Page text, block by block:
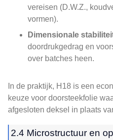
vereisen (D.W.Z.,
vormen).
Dimensionale
doordrukgedrag en
over batches heen.
In de praktijk, H18 is een
keuze voor doorsteekfolie
afgesloten deksel in plaats
2.4 Microstructuur en